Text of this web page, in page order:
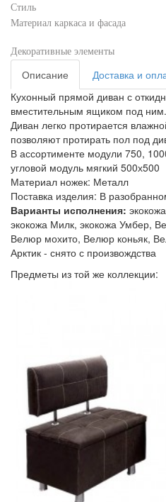
Стиль
Материал каркаса и фасада
Декоративные элементы
Описание Доставка и
Кухонный прямой диван с
вместительным ящиком под ним.
Диван легко протирается
позволяют протирать пол под
В ассортименте модули 750,
угловой модуль мягкий 500х500
Материал ножек: Металл
Поставка изделия: В
Варианты исполнения:
экокожа Милк, экокожа Умбер,
Велюр мохито, Велюр коньяк,
Арктик - снято с произвождства
Предметы из той же коллекции: